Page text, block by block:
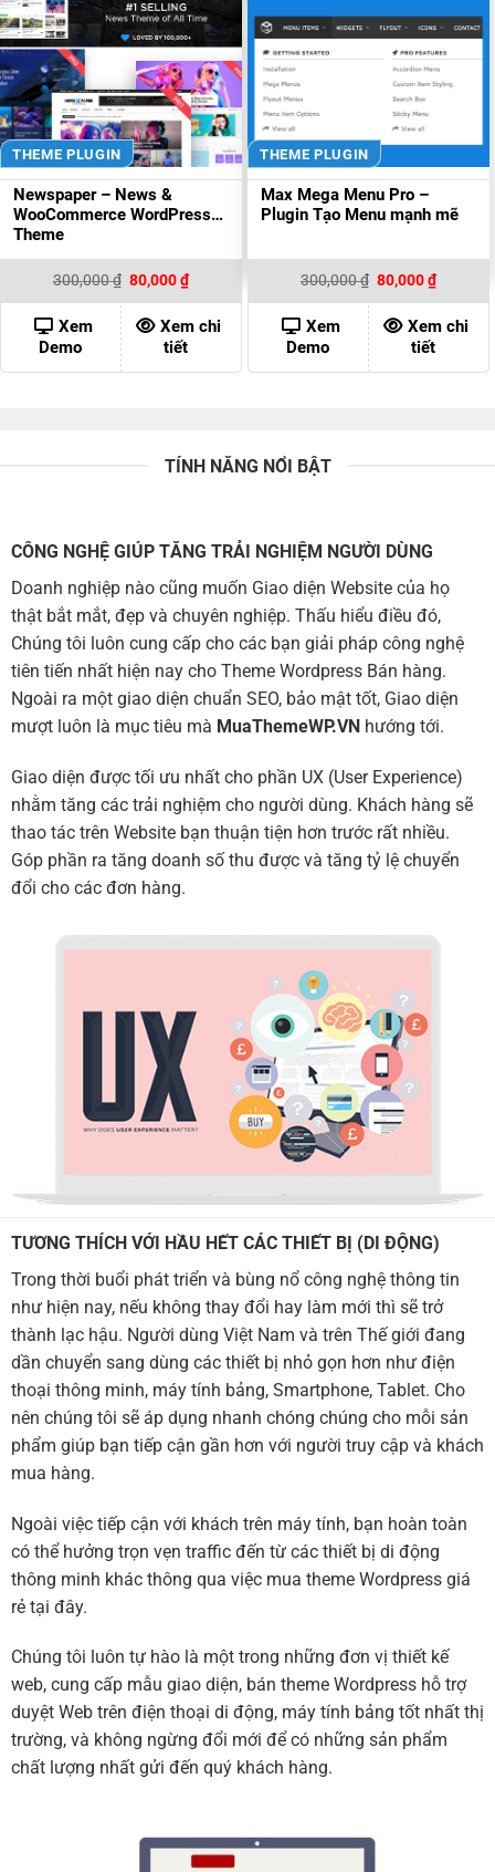
THEME PLUGIN
Newspaper – News &
WooCommerce WordPress
Theme
300,000₫ Giá
gốc
là:
300,000 ₫.
80,000₫Giá
hiện
tại
là:
80,000 ₫.
Xem
Demo
Xem chi
tiết
THEME PLUGIN
Max Mega Menu Pro –
Plugin Tạo Menu mạnh mẽ
300,000₫ Giá
gốc
là:
300,000 ₫.
80,000₫Giá
hiện
tại
là:
80,000
Xem
Demo
Xem chi
tiết
TÍNH NĂNG NỔI BẬT
CÔNG NGHỆ GIÚP TĂNG TRẢI NGHIỆM NGƯỜI DÙNG
Doanh nghiệp nào cũng muốn Giao diện Website của họ
thật bắt mắt, đẹp và chuyên nghiệp. Thấu hiểu điều đó,
Chúng tôi luôn cung cấp cho các bạn giải pháp công nghệ
tiên tiến nhất hiện nay cho Theme Wordpress Bán hàng.
Ngoài ra một giao diện chuẩn SEO, bảo mật tốt, Giao diện
mượt luôn là mục tiêu mà MuaThemeWP.VN hướng tới.
Giao diện được tối ưu nhất cho phần UX (User Experience)
nhằm tăng các trải nghiệm cho người dùng. Khách hàng sẽ
thao tác trên Website bạn thuận tiện hơn trước rất nhiều.
Góp phần ra tăng doanh số thu được và tăng tỷ lệ chuyển
đổi cho các đơn hàng.
TƯƠNG THÍCH VỚI HẦU HẾT CÁC THIẾT BỊ (DI ĐỘNG)
Trong thời buổi phát triển và bùng nổ công nghệ thông tin
như hiện nay, nếu không thay đổi hay làm mới thì sẽ trở
thành lạc hậu. Người dùng Việt Nam và trên Thế giới đang
dần chuyển sang dùng các thiết bị nhỏ gọn hơn như điện
thoại thông minh, máy tính bảng, Smartphone, Tablet. Cho
nên chúng tôi sẽ áp dụng nhanh chóng chúng cho mỗi sản
phẩm giúp bạn tiếp cận gần hơn với người truy cập và khách
mua hàng.
Ngoài việc tiếp cận với khách trên máy tính, bạn hoàn toàn
có thể hưởng trọn vẹn traffic đến từ các thiết bị di động
thông minh khác thông qua việc mua theme Wordpress giá
rẻ tại đây.
Chúng tôi luôn tự hào là một trong những đơn vị thiết kế
web, cung cấp mẫu giao diện, bán theme Wordpress hỗ trợ
duyệt Web trên điện thoại di động, máy tính bảng tốt nhất thị
trường, và không ngừng đổi mới để có những sản phẩm
chất lượng nhất gửi đến quý khách hàng.